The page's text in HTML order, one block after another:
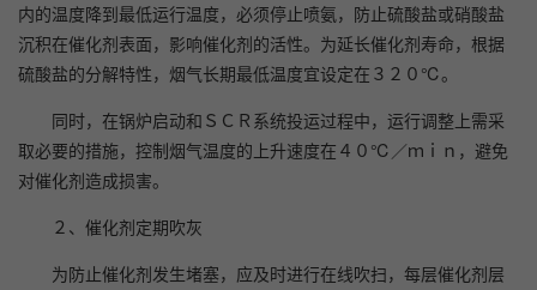
内的温度降到最低运行温度，必须停止喷氨，防止硫酸盐或硝酸盐
沉积在催化剂表面，影响催化剂的活性。为延长催化剂寿命，根据
硫酸盐的分解特性，烟气长期最低温度宜设定在３２０℃。
同时，在锅炉启动和ＳＣＲ系统投运过程中，运行调整上需采
取必要的措施，控制烟气温度的上升速度在４０℃／ｍｉｎ，避免
对催化剂造成损害。
２、催化剂定期吹灰
为防止催化剂发生堵塞，应及时进行在线吹扫，每层催化剂层